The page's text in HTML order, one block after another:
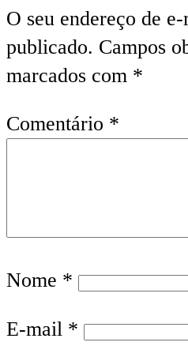
O seu endereço de
publicado. Campos
marcados com *
Comentário *
Nome *
E-mail *